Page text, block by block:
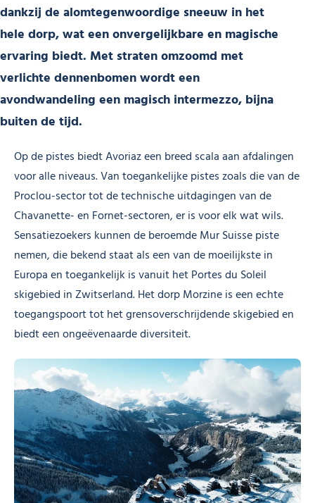
dankzij de alomtegenwoordige sneeuw in het
hele dorp, wat een onvergelijkbare en magische
ervaring biedt. Met straten omzoomd met
verlichte dennenbomen wordt een
avondwandeling een magisch intermezzo, bijna
buiten de tijd.
Op de pistes biedt Avoriaz een breed scala aan afdalingen
voor alle niveaus. Van toegankelijke pistes zoals die van de
Proclou-sector tot de technische uitdagingen van de
Chavanette- en Fornet-sectoren, er is voor elk wat wils.
Sensatiezoekers kunnen de beroemde Mur Suisse piste
nemen, die bekend staat als een van de moeilijkste in
Europa en toegankelijk is vanuit het Portes du Soleil
skigebied in Zwitserland. Het dorp Morzine is een echte
toegangspoort tot het grensoverschrijdende skigebied en
biedt een ongeëvenaarde diversiteit.